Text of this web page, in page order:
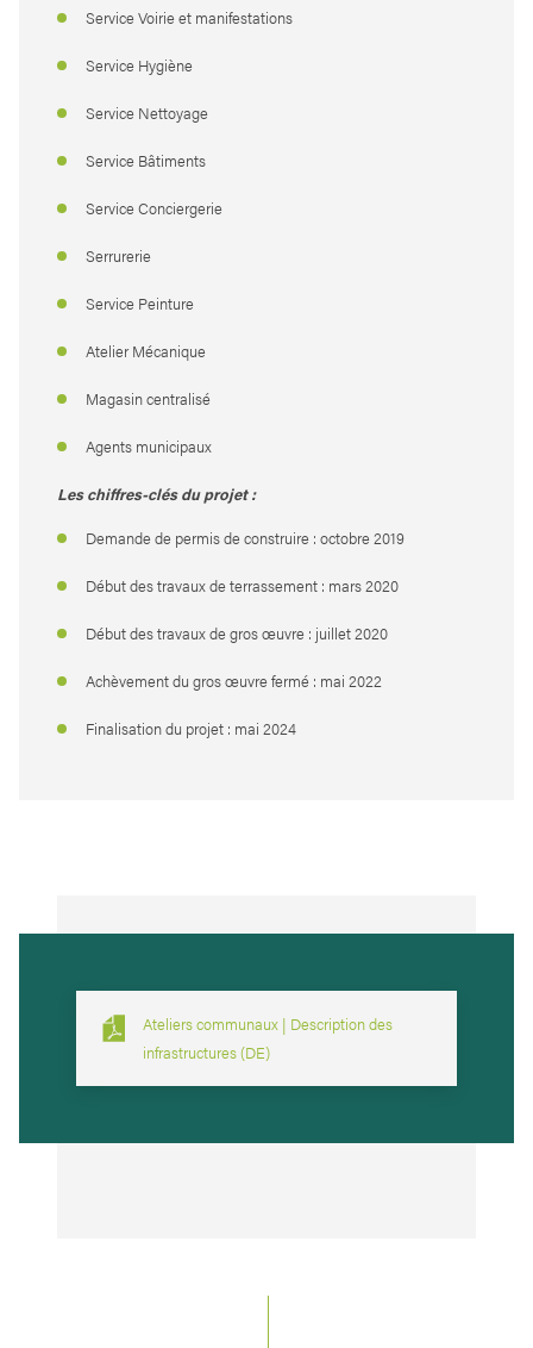
Service Voirie et manifestations
Service Hygiène
Service Nettoyage
Service Bâtiments
Service Conciergerie
Serrurerie
Service Peinture
Atelier Mécanique
Magasin centralisé
Agents municipaux
Les chiffres-clés du projet :
Demande de permis de construire : octobre 2019
Début des travaux de terrassement : mars 2020
Début des travaux de gros œuvre : juillet 2020
Achèvement du gros œuvre fermé : mai 2022
Finalisation du projet : mai 2024
Ateliers communaux | Description des
infrastructures (DE)